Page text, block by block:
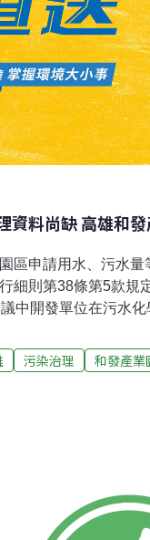
資料尚缺 高雄和
區申請用水、污水
細則第38條第5款規
議中開發單位在污水
港溪（專供工業用水
，不影響既有民生供
污染治理 和發產業